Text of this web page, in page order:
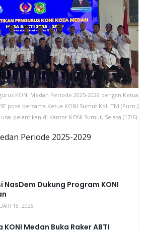
KONI Medan Periode 2025-2029 dengan Ketua
pose bersama Ketua KONI Sumut Kol. TNI (Purn.)
pelantikan di Kantor KONI Sumut, Selasa (17/6).
Periode 2025-2029
NasDem Dukung Program KONI
15, 2026
KONI Medan Buka Raker ABTI